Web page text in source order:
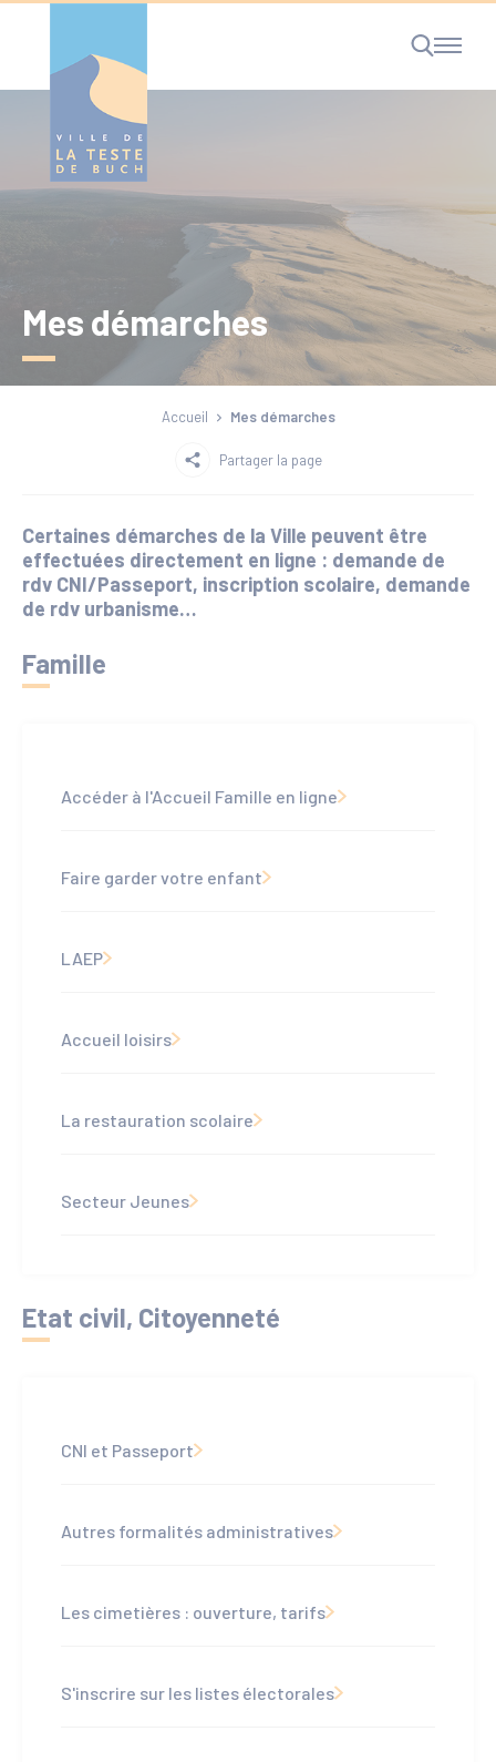
RECHERCHE
Mes démarches
Accueil Mes démarches
Partager la page
Certaines démarches de la Ville peuvent être
effectuées directement en ligne : demande de
rdv CNI/Passeport, inscription scolaire, demande
de rdv urbanisme…
Famille
Accéder à l'Accueil Famille en ligne
Faire garder votre enfant
LAEP
Accueil loisirs
La restauration scolaire
Secteur Jeunes
Etat civil, Citoyenneté
CNI et Passeport
Autres formalités administratives
Les cimetières : ouverture, tarifs
S'inscrire sur les listes électorales
Cookies management panel